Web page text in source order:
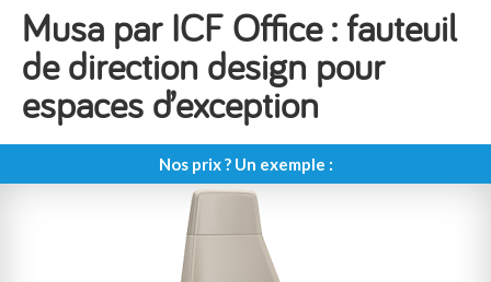
Musa par ICF Office : fauteuil
de direction design pour
espaces d’exception
Nos prix ? Un exemple :